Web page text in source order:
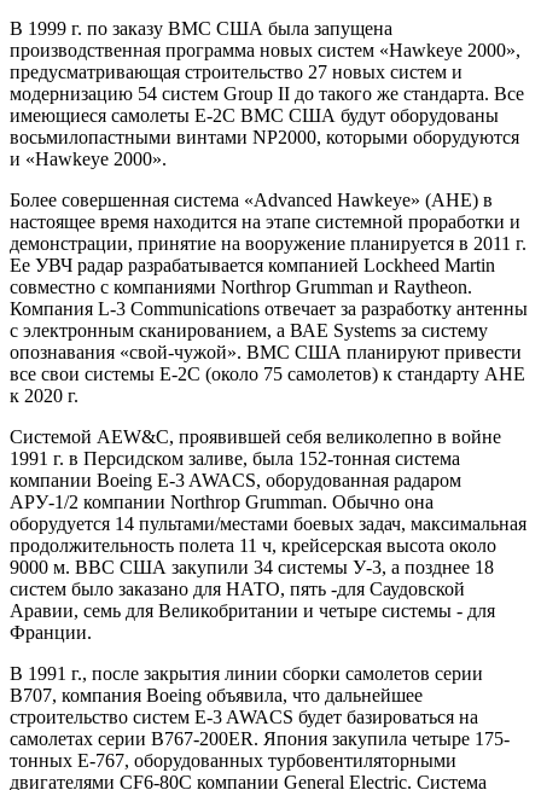
В 1999 г. по заказу ВМС США была запущена
производственная программа новых систем «Hawkeye 2000»,
предусматривающая строительство 27 новых систем и
модернизацию 54 систем Group II до такого же стандарта. Все
имеющиеся самолеты Е-2С ВМС США будут оборудованы
восьмилопастными винтами NP2000, которыми оборудуются
и «Hawkeye 2000».
Более совершенная система «Advanced Hawkeye» (АНЕ) в
настоящее время находится на этапе системной проработки и
демонстрации, принятие на вооружение планируется в 2011 г.
Ее УВЧ радар разрабатывается компанией Lockheed Martin
совместно с компаниями Northrop Grumman и Raytheon.
Компания L-3 Communications отвечает за разработку антенны
с электронным сканированием, а ВАЕ Systems за систему
опознавания «свой-чужой». ВМС США планируют привести
все свои системы Е-2С (около 75 самолетов) к стандарту АНЕ
к 2020 г.
Системой AEW&C, проявившей себя великолепно в войне
1991 г. в Персидском заливе, была 152-тонная система
компании Boeing E-3 AWACS, оборудованная радаром
АРУ-1/2 компании Northrop Grumman. Обычно она
оборудуется 14 пультами/местами боевых задач, максимальная
продолжительность полета 11 ч, крейсерская высота около
9000 м. ВВС США закупили 34 системы У-3, а позднее 18
систем было заказано для НАТО, пять -для Саудовской
Аравии, семь для Великобритании и четыре системы - для
Франции.
В 1991 г., после закрытия линии сборки самолетов серии
В707, компания Boeing объявила, что дальнейшее
строительство систем E-3 AWACS будет базироваться на
самолетах серии B767-200ER. Япония закупила четыре 175-
тонных Е-767, оборудованных турбовентиляторными
двигателями CF6-80C компании General Electric. Система